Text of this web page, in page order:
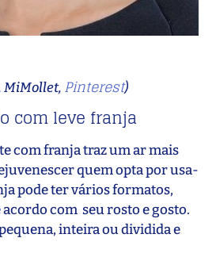
MiMollet, Pinterest)
com leve franja
com franja traz um ar mais
quem opta por usa-
pode ter vários formatos,
com seu rosto e gosto.
inteira ou dividida e